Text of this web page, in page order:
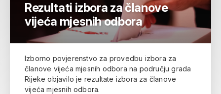
Rezultati izbora za članove
vijeća mjesnih odbora
Izborno povjerenstvo za provedbu izbora za
članove vijeća mjesnih odbora na području grada
Rijeke objavilo je rezultate izbora za članove
vijeća mjesnih odbora.